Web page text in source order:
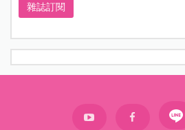
雜誌訂閱